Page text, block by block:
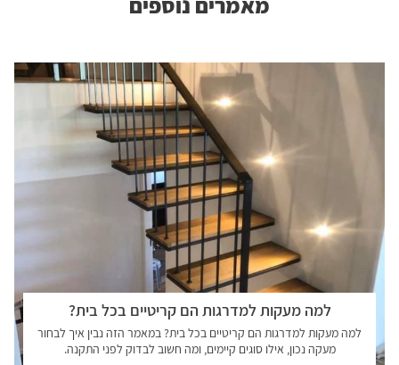
למה מעקות למדרגות הם קריטיים בכל בית?
למה מעקות למדרגות הם קריטיים בכל בית? במאמר הזה נבין איך לבחור
מעקה נכון, אילו סוגים קיימים, ומה חשוב לבדוק לפני התקנה.